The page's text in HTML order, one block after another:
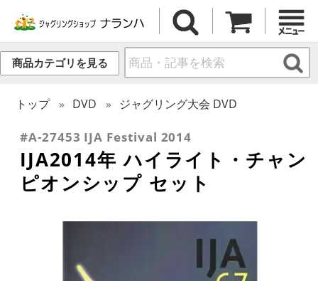
商品カテゴリを見る
トップ DVD ジャグリング大会 DVD
#A-27453 IJA Festival 2014
IJA2014年 ハイライト・チャン
ピオンシップ セット